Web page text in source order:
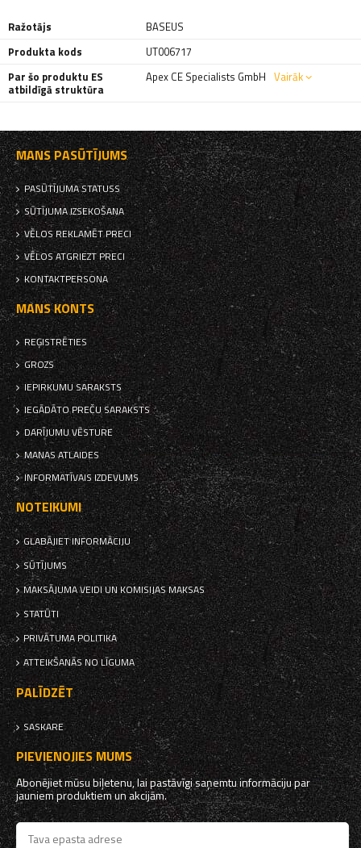
Ražotājs
BASEUS
Produkta kods
UT006717
Par šo produktu ES
atbildīgā struktūra
Apex CE Specialists GmbH Vairāk
MANS PASŪTĪJUMS
PASŪTĪJUMA STATUSS
SŪTĪJUMA IZSEKOŠANA
VĒLOS REKLAMĒT PRECI
VĒLOS ATGRIEZT PRECI
KONTAKTPERSONA
MANS KONTS
REĢISTRĒTIES
GROZS
IEPIRKUMU SARAKSTS
IEGĀDĀTO PREČU SARAKSTS
DARĪJUMU VĒSTURE
MANAS ATLAIDES
INFORMATĪVAIS IZDEVUMS
NOTEIKUMI
GLABĀJIET INFORMĀCIJU
SŪTĪJUMS
MAKSĀJUMA VEIDI UN KOMISIJAS MAKSAS
STATŪTI
PRIVĀTUMA POLITIKA
ATTEIKŠANĀS NO LĪGUMA
PALĪDZĒT
SASKARE
PIEVIENOJIES MUMS
Abonējiet mūsu biļetenu, lai pastāvīgi saņemtu informāciju par
jauniem produktiem un akcijām.